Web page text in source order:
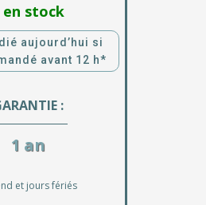
en stock
aujourd’hui si
avant 12 h*
:
1 an
et jours fériés